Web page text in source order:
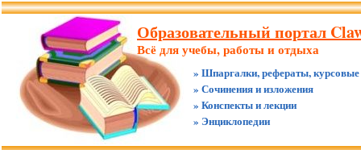
Образовательный портал
Всё для учебы, работы и отдыха
» Шпаргалки, рефераты, курсовые
» Сочинения и изложения
» Конспекты и лекции
» Энциклопедии